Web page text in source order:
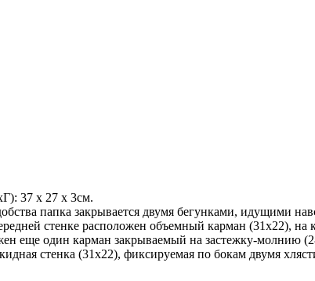
37 х 27 х 3см.
папка закрывается двумя бегунками, идущими
стенке расположен объемный карман (31х22),
еще один карман закрываемый на застежку-молнию
стенка (31х22), фиксируемая по бокам двумя